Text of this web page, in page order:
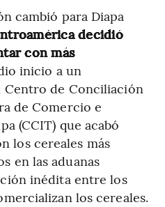
cambió para Diapa
decidió
con más
inicio a un
de Conciliación
de Comercio e
(CCIT) que acabó
los cereales más
en las aduanas
inédita entre los
los cereales.